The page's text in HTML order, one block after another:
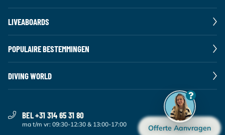
Offerte Aanvragen
LIVEABOARDS
POPULAIRE BESTEMMINGEN
DIVING WORLD
BEL +31 314 65 31 80
ma t/m vr: 09:30-12:30 & 13:00-17:00